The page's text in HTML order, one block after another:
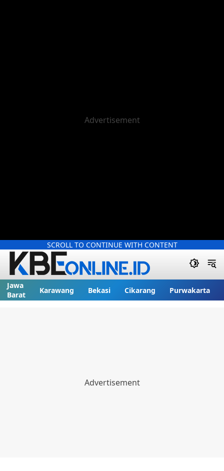
SCROLL TO CONTINUE WITH CONTENT
Jawa
Barat
Karawang Bekasi Cikarang Purwakarta